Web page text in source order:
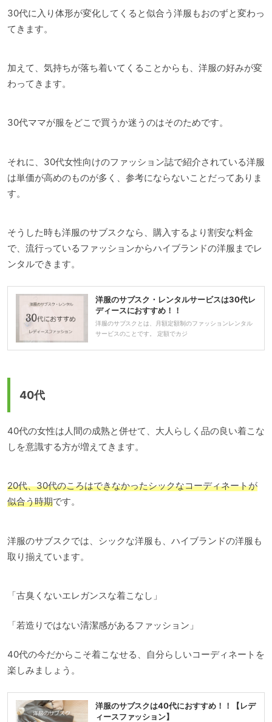
30代に入り体形が変化してくると似合う洋服もおのずと変わっ
てきます。
加えて、気持ちが落ち着いてくることからも、洋服の好みが変
わってきます。
30代ママが服をどこで買うか迷うのはそのためです。
それに、30代女性向けのファッション誌で紹介されている洋服
は単価が高めのものが多く、参考にならないことだってありま
す。
そうした時も洋服のサブスクなら、購入するより割安な料金
で、流行っているファッションからハイブランドの洋服までレ
ンタルできます。
洋服のサブスク・レンタルサービスは30代レ
ディースにおすすめ！！
洋服のサブスクとは、月額定額制のファッションレンタル
サービスのことです。 定額でカジ
40代
40代の女性は人間の成熟と併せて、大人らしく品の良い着こな
しを意識する方が増えてきます。
20代、30代のころはできなかったシックなコーディネートが
似合う時期です。
洋服のサブスクでは、シックな洋服も、ハイブランドの洋服も
取り揃えています。
「古臭くないエレガンスな着こなし」
「若造りではない清潔感があるファッション」
40代の今だからこそ着こなせる、自分らしいコーディネートを
楽しみましょう。
洋服のサブスクは40代におすすめ！！【レデ
ィースファッション】